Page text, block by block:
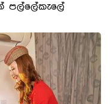
පල්ලේකැලේ